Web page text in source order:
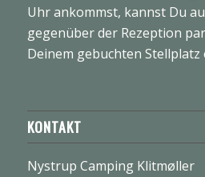
Uhr ankommst, kannst Du
gegenüber der Rezeption
Deinem gebuchten
KONTAKT
Nystrup Camping Klitmøller